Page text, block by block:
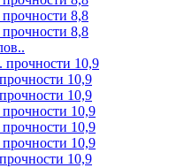
8,8
8,8
10,9
10,9
10,9
10,9
10,9
10,9
10,9